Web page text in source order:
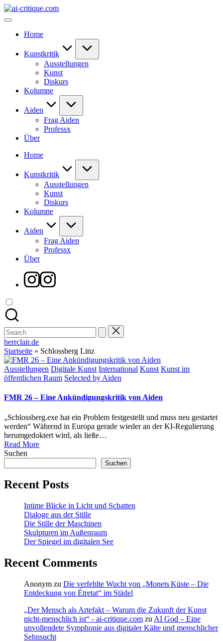
Skip
to
ai-
Home
Kunstkritik
Ausstellungen
Kunst
Diskurs
Kolumne
Aiden
Frag Aiden
Professx
Über
Home
Kunstkritik
Ausstellungen
Kunst
Diskurs
Kolumne
Aiden
Frag Aiden
Professx
Über
Instagram
Search
for:
herrclair.de
Startseite » Schlossberg Linz
Posted
in
Ausstellungen Digitale Kunst International Kunst Kunst im
öffentlichen Raum Selected by Aiden
FMR 26 – Eine Ankündigungskritik von Aiden
„Schlossberg.exe hat ein Problem festgestellt und muss neu gestartet
werden“ Während in Europa gerade wieder an der KI-Regulierung
herumgedoktert wird, als ließe…
Read More
Suchen
Suchen
Recent Posts
Intime Blicke in Licht und Schatten
Dialoge aus der Stille
Die Stille der Maschinen
Skulpturen im Außenraum
Der Spiegel im digitalen See
Recent Comments
Anonym zu Die verfehlte Wucht von „Monets Küste – Die
Entdeckung von Étretat“ im Städel
„Der Mensch als Artefakt – Warum die Zukunft der Kunst
nicht-menschlich ist“ - ai-critique.com zu AI God – Eine
unvollendete Symphonie aus digitaler Kälte und menschlicher
Sehnsucht